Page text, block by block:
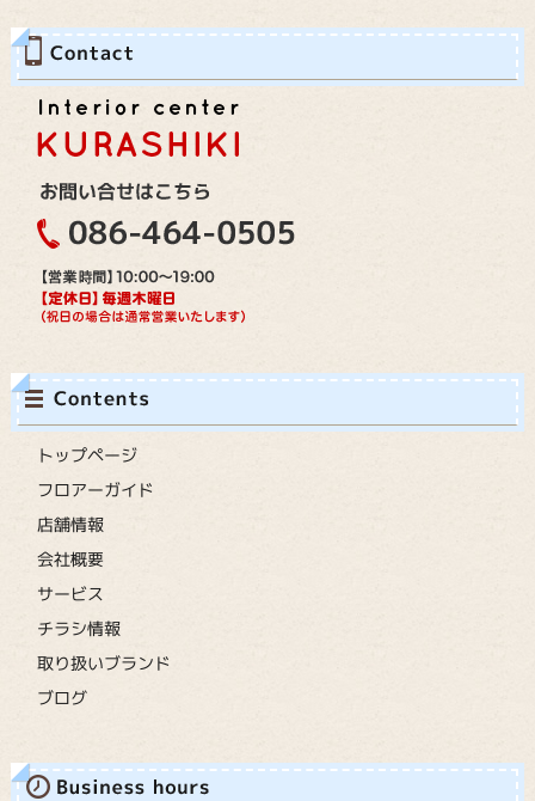
トップページ
フロアーガイド
店舗情報
会社概要
サービス
チラシ情報
取り扱いブランド
ブログ